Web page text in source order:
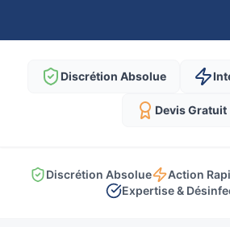
Discrétion Absolue
Devis Gratuit
Discrétion Absolue
Action
Expertise &